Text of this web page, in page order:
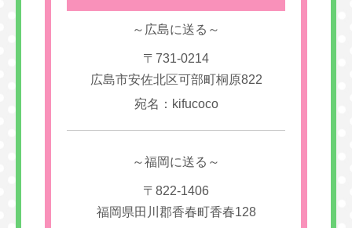
～広島に送る～
〒731-0214
広島市安佐北区可部町桐原822
宛名：kifucoco
～福岡に送る～
〒822-1406
福岡県田川郡香春町香春128